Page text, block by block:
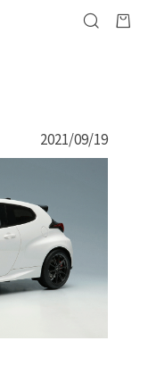
2021/09/19